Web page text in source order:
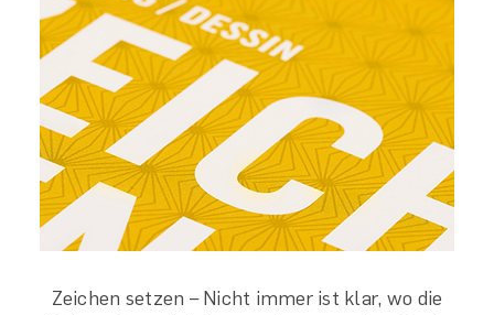
Zeichen setzen – Nicht immer ist klar, wo die